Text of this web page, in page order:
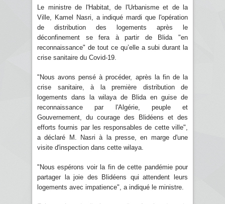
Le ministre de l'Habitat, de l'Urbanisme et de la
Ville, Kamel Nasri, a indiqué mardi que l'opération
de distribution des logements après le
déconfinement se fera à partir de Blida "en
reconnaissance" de tout ce qu’elle a subi durant la
crise sanitaire du Covid-19.
"Nous avons pensé à procéder, après la fin de la
crise sanitaire, à la première distribution de
logements dans la wilaya de Blida en guise de
reconnaissance par l'Algérie, peuple et
Gouvernement, du courage des Blidéens et des
efforts fournis par les responsables de cette ville",
a déclaré M. Nasri à la presse, en marge d'une
visite d'inspection dans cette wilaya.
"Nous espérons voir la fin de cette pandémie pour
partager la joie des Blidéens qui attendent leurs
logements avec impatience", a indiqué le ministre.